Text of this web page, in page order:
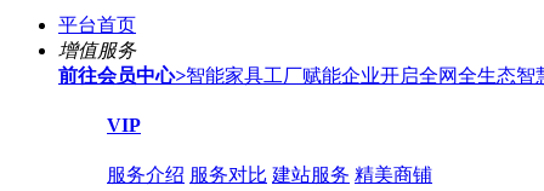
平台首页
增值服务
前往会员中心>智能家具工厂赋能企业开启全网全生态智
VIP
服务介绍 服务对比 建站服务 精美商铺